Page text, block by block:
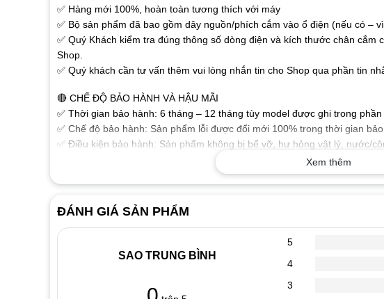
✅ Hàng mới 100%, hoàn toàn tương thích với máy
✅ Bộ sản phẩm đã bao gồm dây nguồn/phích cắm vào ổ điện (nếu có –
✅ Quý Khách kiểm tra đúng thông số dòng điện và kích thước chân cắm
Shop.
✅ Quý khách cần tư vấn thêm vui lòng nhắn tin cho Shop qua phần tin
🔴 CHẾ ĐỘ BẢO HÀNH VÀ HẬU MÃI
✅ Thời gian bảo hành: 6 tháng – 12 tháng tùy model được ghi trong
✅ Chế độ bảo hành: Sản phẩm lỗi được đổi mới 100% trong thời gian
✅ Điều kiện bảo hành: Sản phẩm không bị bể vỡ, hư hỏng vật lý, nước/
🔴 MỘT SỐ THÔNG TIN THAM KHẢO VỀ SẠC LAPTOP
✅ Sạc dành cho Laptop chất lượng cao đảm bảo các thông số kỹ thuật
ổn định chuẩn dòng cho Laptop của bạn làm việc tốt nhất.
✅ Sạc được sản xuất theo tiêu chuẩn cho chất lượng sạc tốt, dòng diện
hưởng xấu đến thiết bị.
✅ Tính năng bảo vệ Laptop nếu điện áp không chính xác, đoản mạch
✅ Vật liệu cấu tạo tốt, độ bền cao với vỏ nhựa chắc chắn, chống oxi
sạc an toàn tuyệt đối, khả năng tỏa nhiệt tốt.
Xem thêm
ĐÁNH GIÁ SẢN PHẨM
SAO TRUNG BÌNH
5
4
3